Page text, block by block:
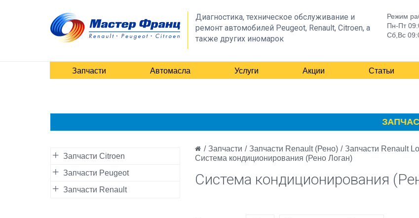
Диагностика, техническое обслуживание и
ремонт автомобилей Peugeot, Renault, Citroen, а
также других иномарок
Режим
Пн-Пт
Сб,Вс
Запчасти Автомасла Услуги Акции Статьи
/ Запчасти / Запчасти Renault (Рено) / Запчасти Renault
Система кондиционирования (Рено Логан)
Система кондиционирования
Запчасти Citroen
Запчасти Peugeot
Запчасти Renault